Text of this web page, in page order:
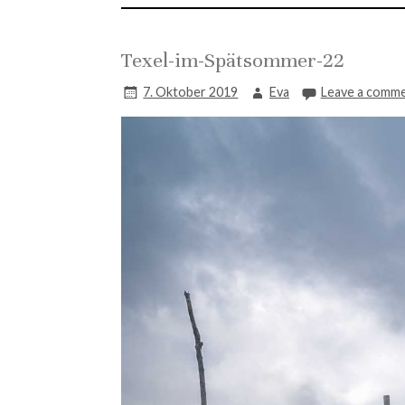
Texel-im-Spätsommer-22
7. Oktober 2019 Eva Leave a